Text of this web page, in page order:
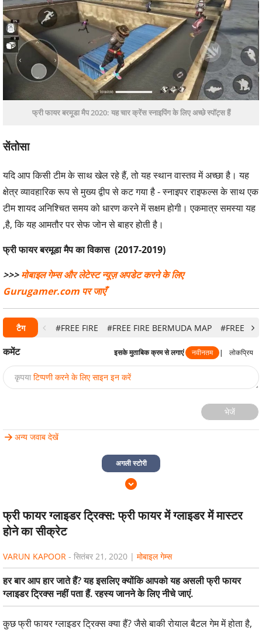
फ्री फायर बरमूडा मैप 2020: यह चार क्रेंस स्नाइपिंग के लिए अच्छे स्पॉट्स हैं
सेंतोसा
यदि आप किसी टीम के साथ खेल रहे हैं, तो यह स्थान वास्तव में अच्छा है। यह
क्षेत्र व्यावहारिक रूप से मुख्य द्वीप से कट गया है - स्नाइपर राइफल्स के साथ एक
टीम शायद अनिश्चित समय को धारण करने में सक्षम होगी। एकमात्र समस्या यह
,है, कि यह आमतौर पर सेफ जोन से बाहर होती है।
फ्री फायर बरमूडा मैप का विकास (2017-2019)
>>>मोबाइल गेम्स और लेटेस्ट न्यूज़ अपडेट करने के लिए
Gurugamer.com पर जाएँ
टैग #FREE FIRE #FREE FIRE BERMUDA MAP #FREE
कमेंट इसके मुताबिक क्रम से लगाएं नवीनतम | लोकप्रिय
कृपया टिप्पणी करने के लिए साइन इन करें
भेजें
अन्य जवाब देखें
अगली स्टोरी
फ्री फायर ग्लाइडर ट्रिक्स: फ्री फायर में ग्लाइडर में मास्टर
होने का सीक्रेट
VARUN KAPOOR - सितंबर 21, 2020 | मोबाइल गेम्स
हर बार आप हार जाते हैं? यह इसलिए क्योंकि आपको यह असली फ्री फायर
ग्लाइडर ट्रिक्स नहीं पता हैं. रहस्य जानने के लिए नीचे जाएं.
कुछ फ्री फायर ग्लाइडर ट्रिक्स क्या हैं? जैसे बाकी रोयाल बैटल गेम में होता है,